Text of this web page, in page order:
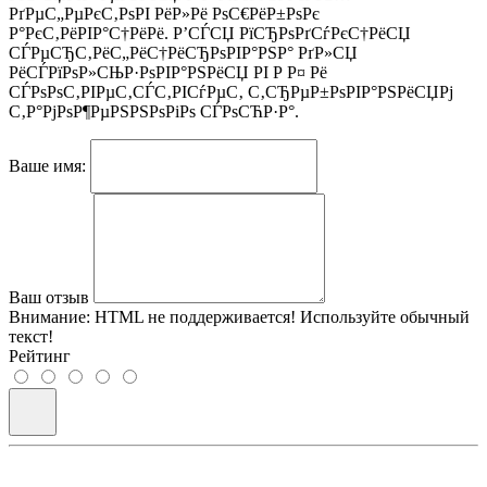
РґРµС„РµРєС‚РѕРІ РёР»Рё РѕС€РёР±РѕРє
Р°РєС‚РёРІР°С†РёРё. Р’СЃСЏ РїСЂРѕРґСѓРєС†РёСЏ
СЃРµСЂС‚РёС„РёС†РёСЂРѕРІР°РЅР° РґР»СЏ
РёСЃРїРѕР»СЊР·РѕРІР°РЅРёСЏ РІ Р Р¤ Рё
СЃРѕРѕС‚РІРµС‚СЃС‚РІСѓРµС‚ С‚СЂРµР±РѕРІР°РЅРёСЏРј
С‚Р°РјРѕР¶РµРЅРЅРѕРіРѕ СЃРѕСЋР·Р°.
Ваше имя:
Ваш отзыв
Внимание: HTML не поддерживается! Используйте обычный
текст!
Рейтинг